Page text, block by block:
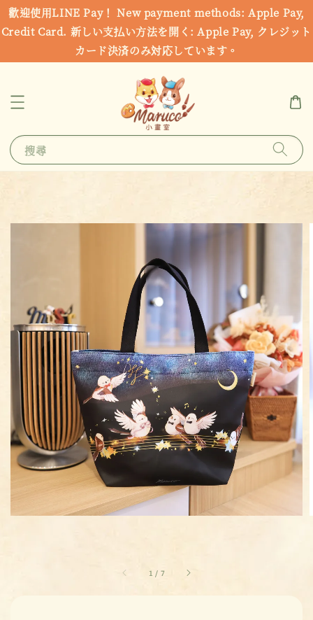
歡迎使用LINE Pay！ New payment methods: Apple Pay,
Credit Card. 新しい支払い方法を開く: Apple Pay, クレジット
カード決済のみ対応しています。
搜尋
1 / 7